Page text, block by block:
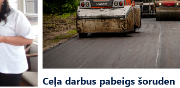
Ceļa darbus pabeigs šoruden